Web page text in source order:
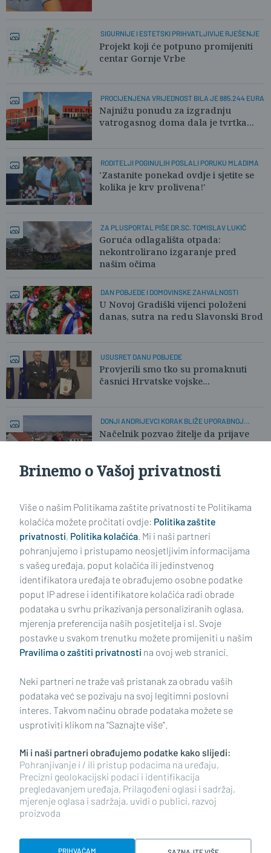
SIGURNIJE I ESTETSKI PRIHVATLJIVIJE RJEŠENJE
Projekt koji će potpuno promijeniti
centar Gornje Vrbe
PROCIJENJENA VRIJEDNOST BILA JE 885.244 EURA
Najnižu ponudu za izgradnju
vatrogasnog doma dala je tvrtka...
RODITELJI POGINULIH POSLALI PORUKU MLADIMA
'Zastanite ponekad ovdje i sjetite se
kolika je krv prolivena!'
ZA PLUSPORTAL PIŠE DR.SC. TOMISLAV LUKIĆ
Goruća odlagališta otpada:
nekontrolirano izgaranje pred
našim očima
DAN POBJEDE I DOMOVINSKE ZAHVALNOSTI
U Novoj Gradiški vijenci položeni
danas, sutra na redu Slavonski Brod
USUSRET DANU POBJEDE
Provjerili smo tko su promaknuti
časnici Hrvatske vojske...
DONJI ANDRIJEVCI KORAK BLIŽE UPORABNOJ
DOZVOLI
Načelnik pozvao žitelje da prijave
probleme
Impressum Uvjeti korištenja Politika privatnosti
Politika kolačića Kontakt Pritužbe Suradnici
Oglašavanje
RUBRIKE
BRODSKO-POSAVSKA ŽUPANIJA
POŽEŠKO-SLAVONSKA ŽUPANIJA
Brinemo o Vašoj privatnosti
Više o našim Politikama zaštite privatnosti te Politikama
kolačića možete pročitati ovdje: Politika zaštite
privatnosti, Politika kolačića. Mi i naši partneri
pohranjujemo i pristupamo neosjetljivim informacijama
s vašeg uređaja, poput kolačića ili jedinstvenog
identifikatora uređaja te obrađujemo osobne podatke
poput IP adrese i identifikatore kolačića radi obrade
podataka u svrhu prikazivanja personaliziranih oglasa,
mjerenja preferencija naših posjetitelja i sl. Svoje
postavke u svakom trenutku možete promijeniti u našim
Pravilima o zaštiti privatnosti na ovoj web stranici.
Neki partneri ne traže vaš pristanak za obradu vaših
podataka već se pozivaju na svoj legitimni poslovni
interes. Takvom načinu obrade podataka možete se
usprotiviti klikom na "Saznajte više".
Mi i naši partneri obrađujemo podatke kako slijedi:
Pohranjivanje i / ili pristup podacima na uređaju,
Precizni geolokacijski podaci i identifikacija
pregledavanjem uređaja, Prilagođeni oglasi i sadržaj,
mjerenje oglasa i sadržaja, uvidi o publici, razvoj
proizvoda
PRIHVAĆAM